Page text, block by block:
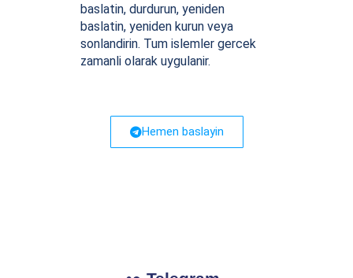
baslatin, durdurun, yeniden
baslatin, yeniden kurun veya
sonlandirin. Tum islemler gercek
zamanli olarak uygulanir.
Hemen baslayin